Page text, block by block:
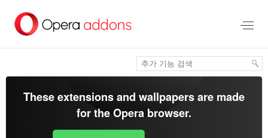
건
These extensions and wallpapers are made
for theOpera browser.